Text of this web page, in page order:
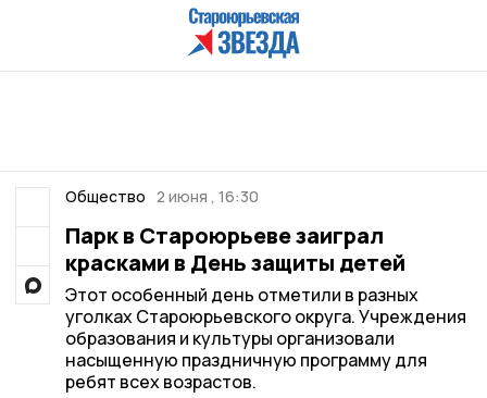
Общество 2 июня , 16:30
Парк в Староюрьеве заиграл
красками в День защиты детей
Этот особенный день отметили в разных
уголках Староюрьевского округа. Учреждения
образования и культуры организовали
насыщенную праздничную программу для
ребят всех возрастов.